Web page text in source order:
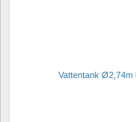
Vattentank Ø2,74m